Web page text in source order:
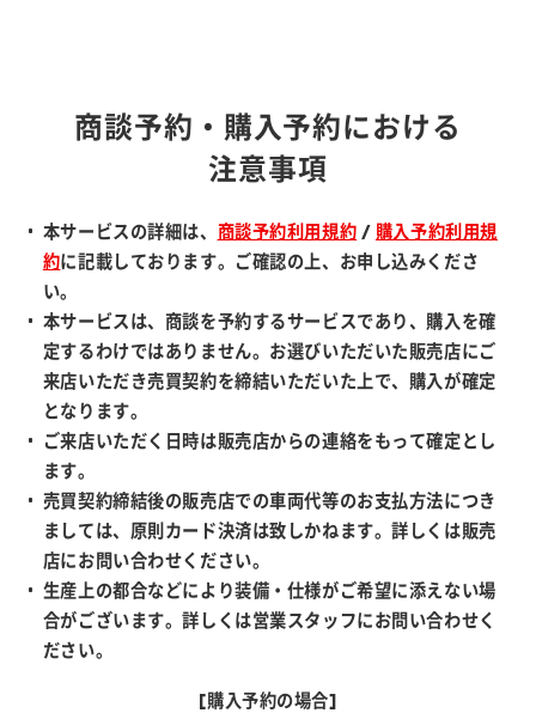
商談予約・購入予約における
注意事項
本サービスの詳細は、 商談予約利用規約 / 購入予約利用規
約に記載しております。ご確認の上、お申し込みくださ
い。
本サービスは、商談を予約するサービスであり、購入を確
定するわけではありません。お選びいただいた販売店にご
来店いただき売買契約を締結いただいた上で、購入が確定
となります。
ご来店いただく日時は販売店からの連絡をもって確定とし
ます。
売買契約締結後の販売店での車両代等のお支払方法につき
ましては、原則カード決済は致しかねます。詳しくは販売
店にお問い合わせください。
生産上の都合などにより装備・仕様がご希望に添えない場
合がございます。詳しくは営業スタッフにお問い合わせく
ださい。
[購入予約の場合]